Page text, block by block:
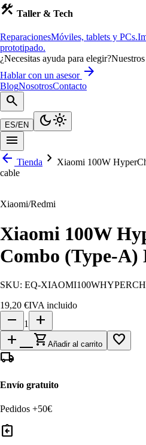
construction Taller & Tech
ReparacionesMóviles, tablets y PCs.
prototipado.
¿Necesitas ayuda para elegir?
Hablar con un asesor arrow_forward
BlogNosotrosContacto
search
ES/EN dark_modelight_mode
menu
arrow_back Tienda chevron_right Xiaomi 100W
cable
Xiaomi/Redmi
Xiaomi 100W
Combo (Type-A)
SKU: EQ-
19,20 €IVA incluido
remove 1
add
add_shopping_cart Añadir al carrito
favorite_border
local_shipping
Envío gratuito
Pedidos +50€
assignment_return